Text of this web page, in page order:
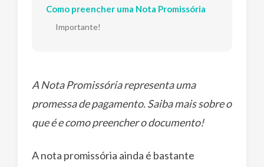
Como preencher uma Nota Promissória
Importante!
A Nota Promissória representa uma
promessa de pagamento. Saiba mais sobre o
que é e como preencher o documento!
A nota promissória ainda é bastante